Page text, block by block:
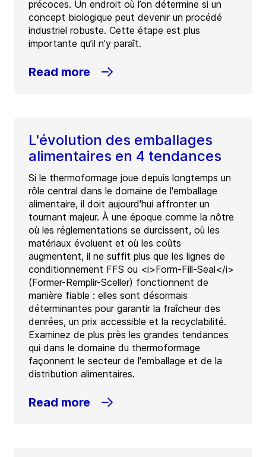
précoces. Un endroit où l’on détermine si un
concept biologique peut devenir un procédé
industriel robuste. Cette étape est plus
importante qu’il n’y paraît.
Read more
L'évolution des emballages
alimentaires en 4 tendances
Si le thermoformage joue depuis longtemps un
rôle central dans le domaine de l'emballage
alimentaire, il doit aujourd'hui affronter un
tournant majeur. À une époque comme la nôtre
où les réglementations se durcissent, où les
matériaux évoluent et où les coûts
augmentent, il ne suffit plus que les lignes de
conditionnement FFS ou <i>Form-Fill-Seal</i>
(Former-Remplir-Sceller) fonctionnent de
manière fiable : elles sont désormais
déterminantes pour garantir la fraîcheur des
denrées, un prix accessible et la recyclabilité.
Examinez de plus près les grandes tendances
qui dans le domaine du thermoformage
façonnent le secteur de l'emballage et de la
distribution alimentaires.
Read more